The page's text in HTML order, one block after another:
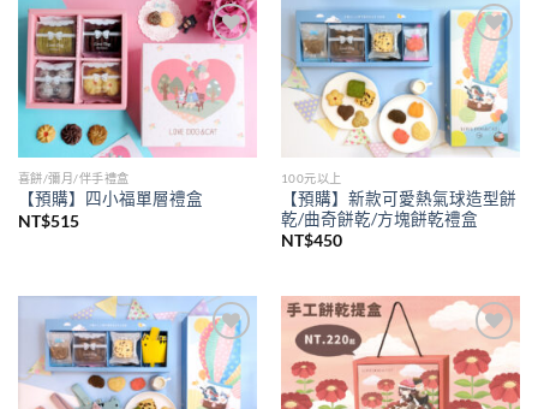
Add to
wishlist
喜餅/彌月/伴手禮盒
【預購】四小福單層禮盒
NT$515
Add to
wishlist
100元以上
【預購】新款可愛熱氣球造型餅
乾/曲奇餅乾/方塊餅乾禮盒
NT$450
Add to
wishlist
Add to
wishlist